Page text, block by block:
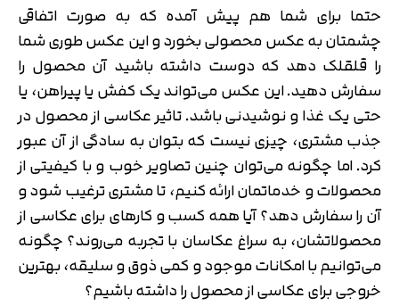
حتما برای شما هم پیش آمده که به صورت اتفاقی
چشمتان به عکس محصولی بخورد و این عکس طوری شما
را قلقلک دهد که دوست داشته باشید آن محصول را
سفارش دهید. این عکس می‌تواند یک کفش یا پیراهن، یا
حتی یک غذا و نوشیدنی باشد. تاثیر عکاسی از محصول در
جذب مشتری، چیزی نیست که بتوان به سادگی از آن عبور
کرد. اما چگونه می‌توان چنین تصاویر خوب و با کیفیتی از
محصولات و خدماتمان ارائه کنیم، تا مشتری ترغیب شود و
آن را سفارش دهد؟ آیا همه کسب و کارهای برای عکاسی از
محصولاتشان، به سراغ عکاسان با تجربه می‌روند؟ چگونه
می‌توانیم با امکانات موجود و کمی ذوق و سلیقه، بهترین
خروجی برای عکاسی از محصول را داشته باشیم؟